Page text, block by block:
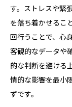
す。ストレスや緊
を落ち着かせるこ
回行うことで、心
客観的なデータや
的な判断を避ける
情的な影響を最小
ずです。